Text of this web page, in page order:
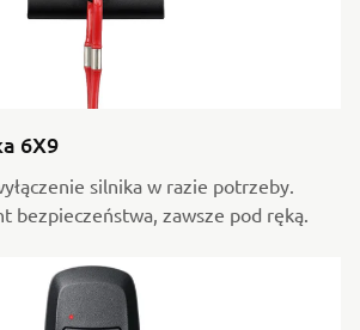
6X9
silnika w razie potrzeby.
bezpieczeństwa, zawsze pod ręką.